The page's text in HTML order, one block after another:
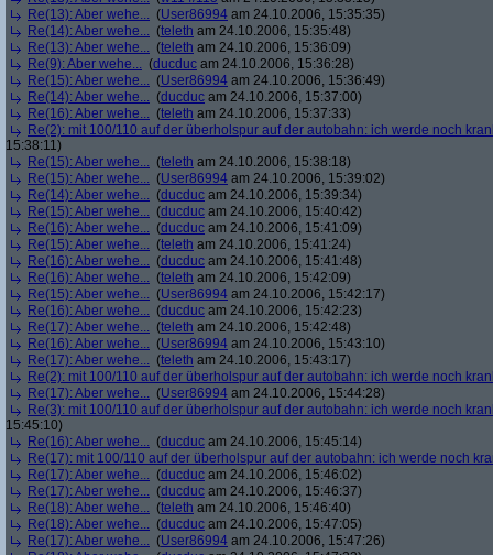
Re(13): Aber wehe... (User86994 am 24.10.2006, 15:35:35)
Re(14): Aber wehe... (teleth am 24.10.2006, 15:35:48)
Re(13): Aber wehe... (teleth am 24.10.2006, 15:36:09)
Re(9): Aber wehe... (ducduc am 24.10.2006, 15:36:28)
Re(15): Aber wehe... (User86994 am 24.10.2006, 15:36:49)
Re(14): Aber wehe... (ducduc am 24.10.2006, 15:37:00)
Re(16): Aber wehe... (teleth am 24.10.2006, 15:37:33)
Re(2): mit 100/110 auf der überholspur auf der autobahn: ich werde noch
15:38:11)
Re(15): Aber wehe... (teleth am 24.10.2006, 15:38:18)
Re(15): Aber wehe... (User86994 am 24.10.2006, 15:39:02)
Re(14): Aber wehe... (ducduc am 24.10.2006, 15:39:34)
Re(15): Aber wehe... (ducduc am 24.10.2006, 15:40:42)
Re(16): Aber wehe... (ducduc am 24.10.2006, 15:41:09)
Re(15): Aber wehe... (teleth am 24.10.2006, 15:41:24)
Re(16): Aber wehe... (ducduc am 24.10.2006, 15:41:48)
Re(16): Aber wehe... (teleth am 24.10.2006, 15:42:09)
Re(15): Aber wehe... (User86994 am 24.10.2006, 15:42:17)
Re(16): Aber wehe... (ducduc am 24.10.2006, 15:42:23)
Re(17): Aber wehe... (teleth am 24.10.2006, 15:42:48)
Re(16): Aber wehe... (User86994 am 24.10.2006, 15:43:10)
Re(17): Aber wehe... (teleth am 24.10.2006, 15:43:17)
Re(2): mit 100/110 auf der überholspur auf der autobahn: ich werde noch
Re(17): Aber wehe... (User86994 am 24.10.2006, 15:44:28)
Re(3): mit 100/110 auf der überholspur auf der autobahn: ich werde noch
15:45:10)
Re(16): Aber wehe... (ducduc am 24.10.2006, 15:45:14)
Re(17): mit 100/110 auf der überholspur auf der autobahn: ich werde noch
Re(17): Aber wehe... (ducduc am 24.10.2006, 15:46:02)
Re(17): Aber wehe... (ducduc am 24.10.2006, 15:46:37)
Re(18): Aber wehe... (teleth am 24.10.2006, 15:46:40)
Re(18): Aber wehe... (ducduc am 24.10.2006, 15:47:05)
Re(17): Aber wehe... (User86994 am 24.10.2006, 15:47:26)